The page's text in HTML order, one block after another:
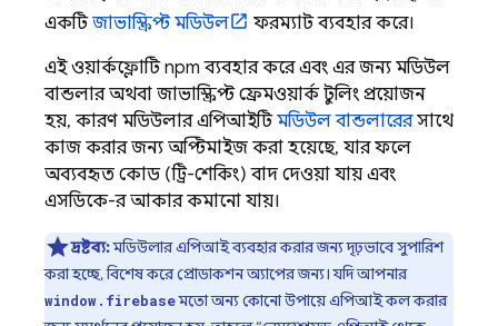
একটিজাভাস্ক্রিপ্ট মডিউল
ফরম্যাট ব্যবহার করে।
এই ওয়ার্কফ্লোটি npm ব্যবহার করে এবং এর জন্য মডিউল
বান্ডলার অথবা জাভাস্ক্রিপ্ট ফ্রেমওয়ার্ক টুলিং প্রয়োজন
হয়, কারণ মডিউলার এপিআইটিমডিউল বান্ডলারেরসাথে
কাজ করার জন্য অপ্টিমাইজ করা হয়েছে, যার ফলে
অব্যবহৃত কোড (ট্রি-শেকিং) বাদ দেওয়া যায় এবং
এসডিকে-র আকার কমানো যায়।
দ্রষ্টব্য:মডিউলার এপিআই ব্যবহার করার জন্য দৃঢ়ভাবে সুপারিশ
করা হচ্ছে, বিশেষ করে প্রোডাকশন অ্যাপের জন্য। যদি আপনার
window.firebaseমতো অন্য কোনো উপায়ে এপিআই কল করার